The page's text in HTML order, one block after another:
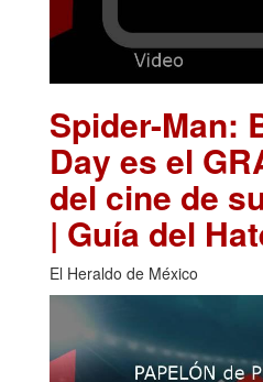
Spider-Man:
Day es el
del cine de
| Guía del
El Heraldo de México